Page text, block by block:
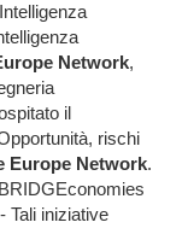
Network,
il
rischi
Europe Network.
Tali iniziative